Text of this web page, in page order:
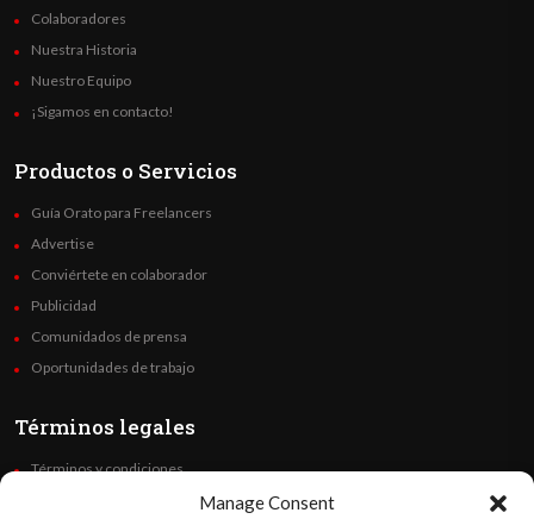
Manage Consent
Colaboradores
Nuestra Historia
Nuestro Equipo
¡Sigamos en contacto!
Productos o Servicios
Guía Orato para Freelancers
Advertise
Conviértete en colaborador
Publicidad
Comunidados de prensa
Oportunidades de trabajo
Términos legales
Términos y condiciones